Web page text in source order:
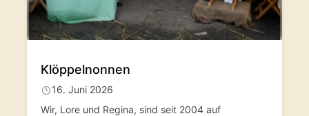
Klöppelnonnen
16. Juni 2026
Wir, Lore und Regina, sind seit 2004 auf